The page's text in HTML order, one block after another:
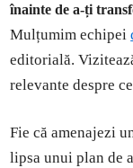
înainte de a-ți
Mulțumim echipei
editorială.
relevante despre
Fie că amenajezi
lipsa unui plan de